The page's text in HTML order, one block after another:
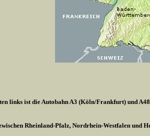
links ist die Autobahn A3 (Köln/Frankfurt) und
Rheinland-Pfalz, Nordrhein-Westfalen und